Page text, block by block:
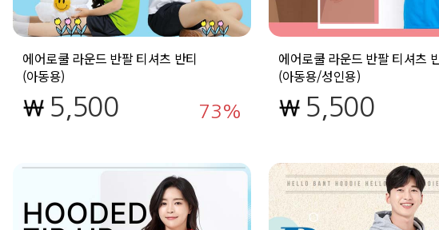
에어로쿨 라운드 반팔 티셔츠 반티
(아동용)
5,500 73
에어로쿨 라운드 반팔 티셔츠
(아동용/성인용)
5,500